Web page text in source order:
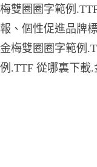
梅雙圈圈字範例
報、個性促進品牌
金梅雙圈圈字範例
例.TTF 從哪裏下載.